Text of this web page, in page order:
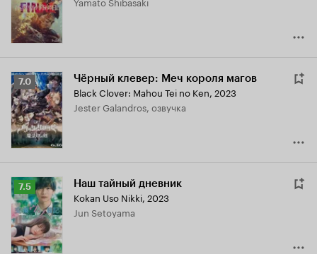
Рейтинг
Кинопоиска
7.0
7.0 Чёрный клевер: Меч короля магов
Black Clover: Mahou Tei no Ken, 2023
Jester Galandros, озвучка
Рейтинг
Кинопоиска
7.5
7.5 Наш тайный дневник
Kokan Uso Nikki, 2023
Jun Setoyama